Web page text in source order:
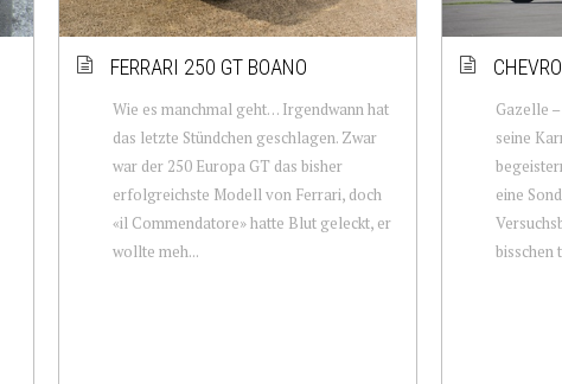
FERRARI 250 GT BOANO
Wie es manchmal geht… Irgendwann hat
das letzte Stündchen geschlagen. Zwar
war der 250 Europa GT das bisher
erfolgreichste Modell von Ferrari, doch
«il Commendatore» hatte Blut geleckt, er
wollte meh...
Gazelle
seine
eine
bisschen